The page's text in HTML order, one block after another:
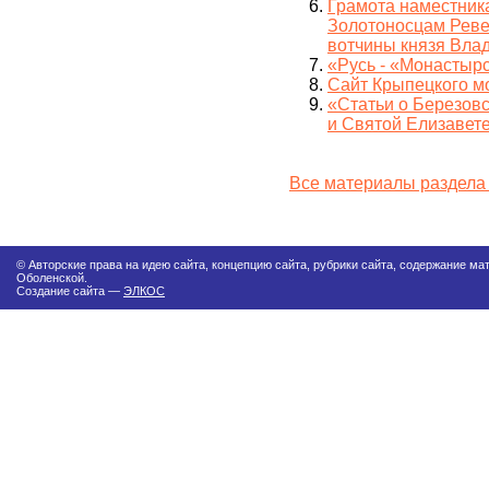
Грамота
Золотоносцам
вотчины князя
«Русь -
Сайт Крыпецкого
«Статьи о
и Святой
Все материалы
© Авторские права на идею сайта, концепцию сайта, рубрики сайта, содержание
Оболенской.
Создание сайта — ЭЛКОС